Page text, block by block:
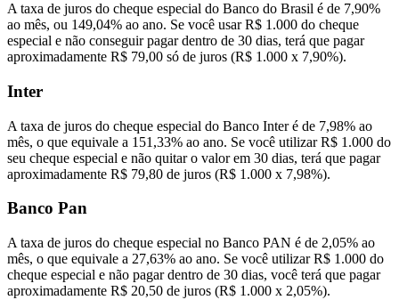
A taxa de juros do cheque especial do Banco do Brasil é de 7,90%
ao mês, ou 149,04% ao ano. Se você usar R$ 1.000 do cheque
especial e não conseguir pagar dentro de 30 dias, terá que pagar
aproximadamente R$ 79,00 só de juros (R$ 1.000 x 7,90%).
Inter
A taxa de juros do cheque especial do Banco Inter é de 7,98% ao
mês, o que equivale a 151,33% ao ano. Se você utilizar R$ 1.000 do
seu cheque especial e não quitar o valor em 30 dias, terá que pagar
aproximadamente R$ 79,80 de juros (R$ 1.000 x 7,98%).
Banco Pan
A taxa de juros do cheque especial no Banco PAN é de 2,05% ao
mês, o que equivale a 27,63% ao ano. Se você utilizar R$ 1.000 do
cheque especial e não pagar dentro de 30 dias, você terá que pagar
aproximadamente R$ 20,50 de juros (R$ 1.000 x 2,05%).